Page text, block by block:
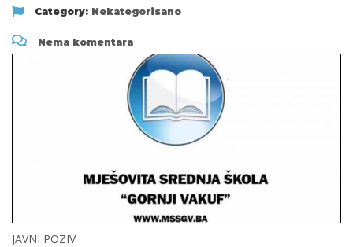
Category: Nekategorisano
Nema komentara
JAVNI POZIV